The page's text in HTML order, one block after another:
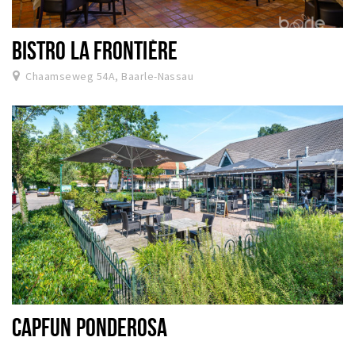
BISTRO LA FRONTIÈRE
Chaamseweg 54A, Baarle-Nassau
CAPFUN PONDEROSA